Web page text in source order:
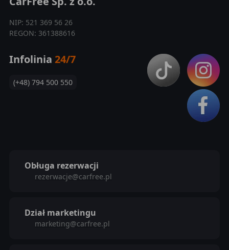
NIP: 521 369 56 26
REGON: 361388616
Infolinia 24/7
(+48) 794 500 550
Obługa rezerwacji
rezerwacje@carfree.pl
Dział marketingu
marketing@carfree.pl